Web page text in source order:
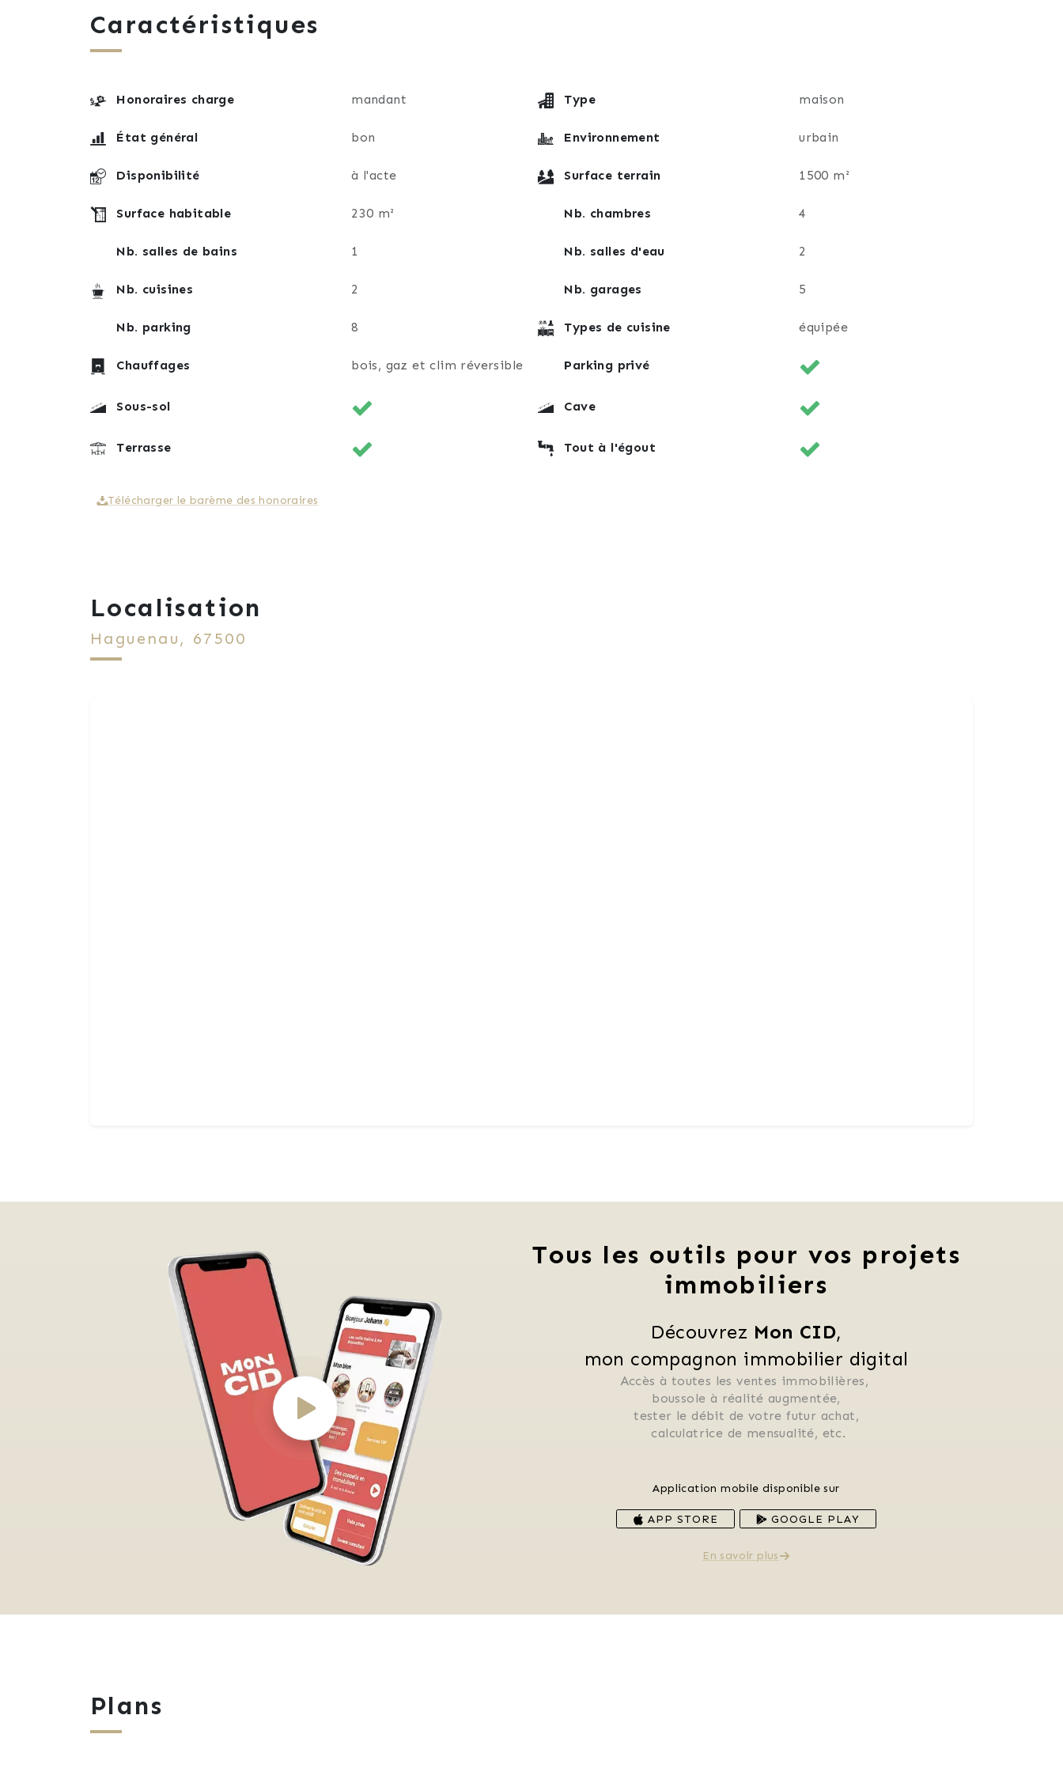
supplémentaires ainsi que le double vitrage complète ce bien.
Plus d’information et votre visite exclusive sur RDV téléphonique.
Caractéristiques
Honoraires charge mandant Type maison
État général bon Environnement urbain
Disponibilité à l'acte Surface terrain 1500 m²
Surface habitable 230 m² Nb. chambres 4
Nb. salles de bains 1 Nb. salles d'eau 2
Nb. cuisines 2 Nb. garages 5
Nb. parking 8 Types de cuisine équipée
Chauffages bois, gaz et clim réversible Parking privé
Sous-sol Cave
Terrasse Tout à l'égout
Télécharger le barème des honoraires
Localisation
Haguenau, 67500
Tous les outils pour vos projets
immobiliers
Découvrez Mon CID,
mon compagnon immobilier digital
Accès à toutes les ventes immobilières,
boussole à réalité augmentée,
tester le débit de votre futur achat,
calculatrice de mensualité, etc.
Application mobile disponible sur
APP STORE GOOGLE PLAY
En savoir plus
Plans